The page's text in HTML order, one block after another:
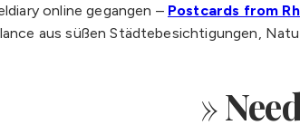
online gegangen – Postcards from
aus süßen Städtebesichtigungen,
»